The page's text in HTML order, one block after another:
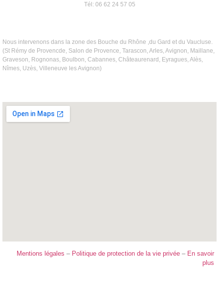
Tél: 06 62 24 57 05
Nous intervenons dans la zone des Bouche du Rhône ,du Gard et du Vaucluse.
(St Rémy de Provencde, Salon de Provence, Tarascon, Arles, Avignon, Maillane,
Graveson, Rognonas, Boulbon, Cabannes, Châteaurenard, Eyragues, Alès,
Nîmes, Uzès, Villeneuve les Avignon)
Mentions légales – Politique de protection de la vie privée – En savoir
plus